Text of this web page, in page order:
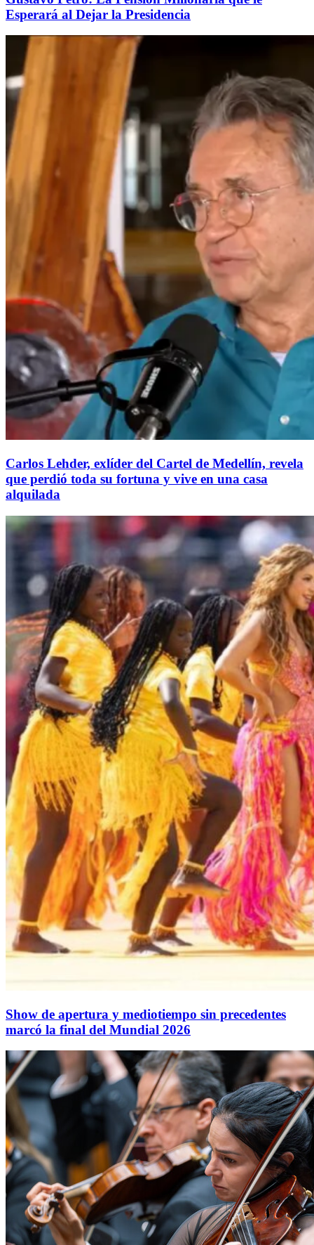
Esperará al Dejar la Presidencia
Carlos Lehder, exlíder del Cartel de Medellín, revela
que perdió toda su fortuna y vive en una casa
alquilada
Show de apertura y mediotiempo sin precedentes
marcó la final del Mundial 2026